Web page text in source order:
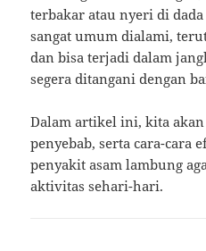
terbakar atau nyeri di
sangat umum dialami,
dan bisa terjadi dalam
segera ditangani dengan
Dalam artikel ini, kita akan
penyebab, serta cara-cara
penyakit asam lambung
aktivitas sehari-hari.